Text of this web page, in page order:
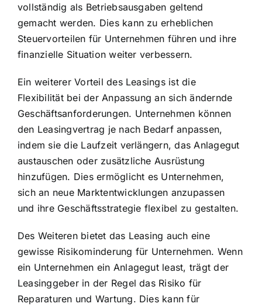
vollständig als Betriebsausgaben geltend
gemacht werden. Dies kann zu erheblichen
Steuervorteilen für Unternehmen führen und ihre
finanzielle Situation weiter verbessern.
Ein weiterer Vorteil des Leasings ist die
Flexibilität bei der Anpassung an sich ändernde
Geschäftsanforderungen. Unternehmen können
den Leasingvertrag je nach Bedarf anpassen,
indem sie die Laufzeit verlängern, das Anlagegut
austauschen oder zusätzliche Ausrüstung
hinzufügen. Dies ermöglicht es Unternehmen,
sich an neue Marktentwicklungen anzupassen
und ihre Geschäftsstrategie flexibel zu gestalten.
Des Weiteren bietet das Leasing auch eine
gewisse Risikominderung für Unternehmen. Wenn
ein Unternehmen ein Anlagegut least, trägt der
Leasinggeber in der Regel das Risiko für
Reparaturen und Wartung. Dies kann für